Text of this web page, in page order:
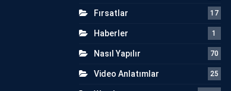
Fırsatlar 17
Haberler 1
Nasıl Yapılır 70
Video Anlatımlar 25